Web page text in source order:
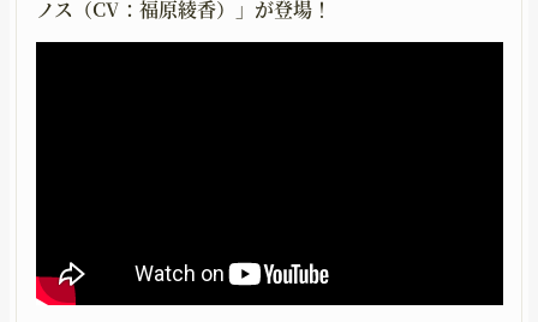
ノス（CV：福原綾香）」が登場！